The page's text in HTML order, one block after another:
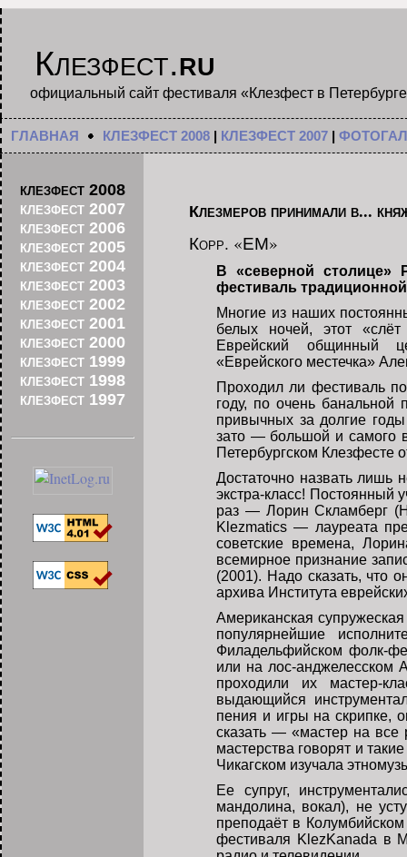
Клезфест.ru
официальный сайт фестиваля «Клезфест в
ГЛАВНАЯ КЛЕЗФЕСТ 2008 | КЛЕЗФЕСТ 2007 |
клезфест 2008
клезфест 2007
клезфест 2006
клезфест 2005
клезфест 2004
клезфест 2003
клезфест 2002
клезфест 2001
клезфест 2000
клезфест 1999
клезфест 1998
клезфест 1997
Клезмеров принимали в...
Корр. «ЕМ»
В «северной столице»
фестиваль
Многие из наших
белых ночей, этот
Еврейский общинный
«Еврейского местечка»
Проходил ли фестиваль
году, по очень
привычных за долгие
зато — большой и самого
Петербургском Клезфесте
Достаточно назвать лишь
экстра-класс! Постоянный
раз — Лорин Скламберг
Klezmatics — лауреата
советские времена,
всемирное признание
(2001). Надо сказать, что
архива Института
Американская
популярнейшие
Филадельфийском фолк-
или на лос-анджелесском
проходили их мастер-
выдающийся
пения и игры на скрипке,
сказать — «мастер на все
мастерства говорят и
Чикагском изучала
Ее супруг,
мандолина, вокал), не
преподаёт в
фестиваля KlezKanada в